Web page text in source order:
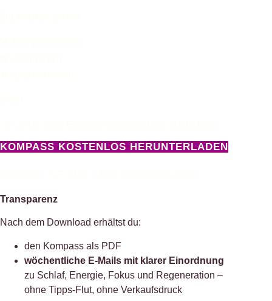
KOMPASS KOSTENLOS HERUNTERLADEN
Transparenz
Nach dem Download erhältst du:
den Kompass als PDF
wöchentliche E-Mails mit klarer Einordnung
zu Schlaf, Energie, Fokus und Regeneration –
ohne Tipps-Flut, ohne Verkaufsdruck